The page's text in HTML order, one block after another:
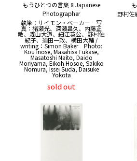
もうひとつの言葉 8 Japanese
Photographer
執筆：サイモン・ベーカー 写
真：猪瀬光、深瀬昌久、内藤正
敏、森山大道、細江英公、野村佐
紀子、須田一政、横田大輔 /
writing：Simon Baker Photo:
Kou Inose, Masahisa Fukase,
Masatoshi Naito, Daido
Moriyama, Eikoh Hosoe, Sakiko
Nomura, Issei Suda, Daisuke
Yokota
sold out
野村佐